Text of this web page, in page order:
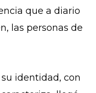
que a diario
las personas de
identidad, con